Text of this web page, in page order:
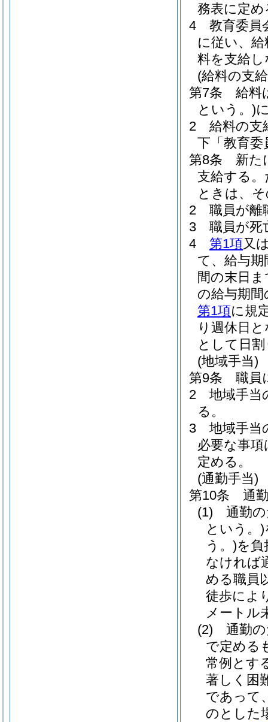
務表に定
4
教育委員
に従い、
料を支給
(給料の支
第7条
給料
という。)
2
給料の支
下「教育委
第8条
新た
支給する。
ときは、
2
職員が離
3
職員が死
4
第1項又
て、給与
間の末日
の給与期
第1項に規
り週休日
として日
(地域手当)
第9条
職員
2
地域手当
る。
3
地域手当
必要な事
定める。
(通勤手当)
第10条
通
(1)
通勤
という。)
う。)を
なければ
める職員
徒歩によ
メートル
(2)
通勤
で定める
常例とす
著しく困
であって
のとした